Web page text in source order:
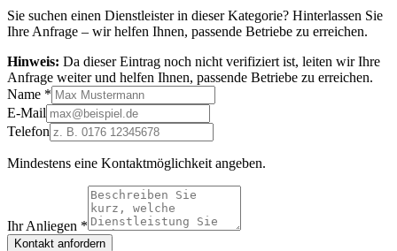
Sie suchen einen Dienstleister in dieser Kategorie? Hinterlassen Sie
Ihre Anfrage – wir helfen Ihnen, passende Betriebe zu erreichen.
Hinweis: Da dieser Eintrag noch nicht verifiziert ist, leiten wir Ihre
Anfrage weiter und helfen Ihnen, passende Betriebe zu erreichen.
Name *
E-Mail
Telefon
Mindestens eine Kontaktmöglichkeit angeben.
Ihr Anliegen *
Kontakt anfordern